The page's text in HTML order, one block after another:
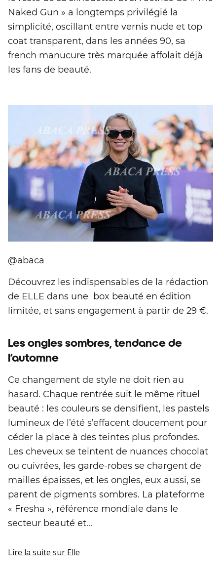
Naked Gun » a longtemps privilégié la
simplicité, oscillant entre vernis nude et top
coat transparent, dans les années 90, sa
french manucure très marquée affolait déjà
les fans de beauté.
@abaca
Découvrez les indispensables de la rédaction
de ELLE dans une box beauté en édition
limitée, et sans engagement à partir de 29 €.
Les ongles sombres, tendance de
l’automne
Ce changement de style ne doit rien au
hasard. Chaque rentrée suit le même rituel
beauté : les couleurs se densifient, les pastels
lumineux de l’été s’effacent doucement pour
céder la place à des teintes plus profondes.
Les cheveux se teintent de nuances chocolat
ou cuivrées, les garde-robes se chargent de
mailles épaisses, et les ongles, eux aussi, se
parent de pigments sombres. La plateforme
« Fresha », référence mondiale dans le
secteur beauté et...
Lire la suite sur Elle